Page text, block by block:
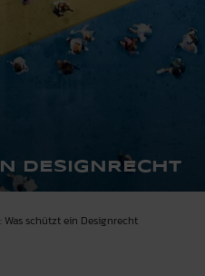
DESIGNRECHT
Was schützt ein Designrecht